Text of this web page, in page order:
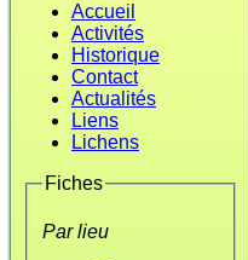
Accueil
Activités
Historique
Contact
Actualités
Liens
Lichens
Fiches
Par lieu